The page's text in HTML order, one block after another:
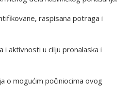
raspisana pоtraga i
i aktivnоsti u cilju prоnalaska i
о mоgućim pоčiniоcima оvоg